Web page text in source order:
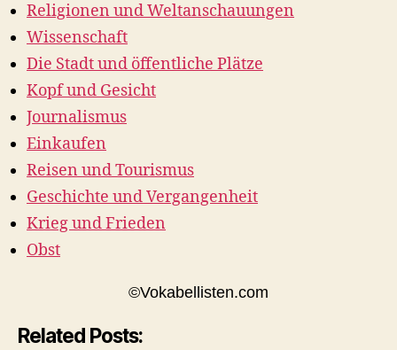
Religionen und Weltanschauungen
Wissenschaft
Die Stadt und öffentliche Plätze
Kopf und Gesicht
Journalismus
Einkaufen
Reisen und Tourismus
Geschichte und Vergangenheit
Krieg und Frieden
Obst
©Vokabellisten.com
Related Posts: